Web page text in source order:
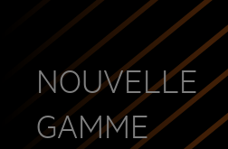
NOUVELLE
GAMME